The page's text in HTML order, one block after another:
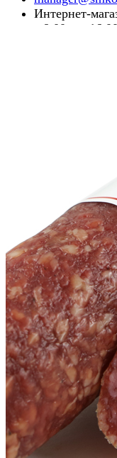
Интернет-
с 8:00 до 16:00
Сырокопченые
Пикантная